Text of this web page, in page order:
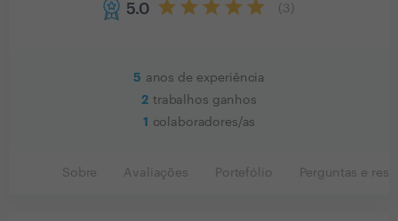
5.0 3
5 anos de experiência
2 trabalhos ganhos
1
colaboradores/as
Sobre Avaliações Portefólio Perguntas e